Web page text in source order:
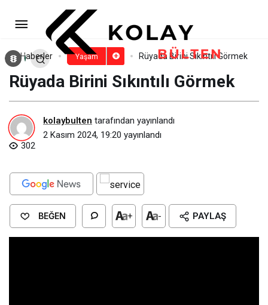
Haberler Yaşam Rüyada Birini Sıkıntılı Görmek​
Rüyada Birini Sıkıntılı Görmek​
kolaybulten tarafından yayınlandı
2 Kasım 2024, 19:20 yayınlandı
302
BEĞEN + - PAYLAŞ
Rüyada Birine Bay Bay Etmek​
Yorum Yap Paylaş